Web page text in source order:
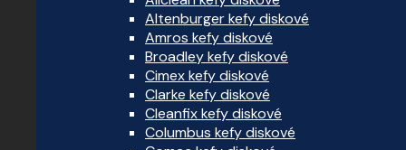
Altenburger kefy diskové
Amros kefy diskové
Broadley kefy diskové
Cimex kefy diskové
Clarke kefy diskové
Cleanfix kefy diskové
Columbus kefy diskové